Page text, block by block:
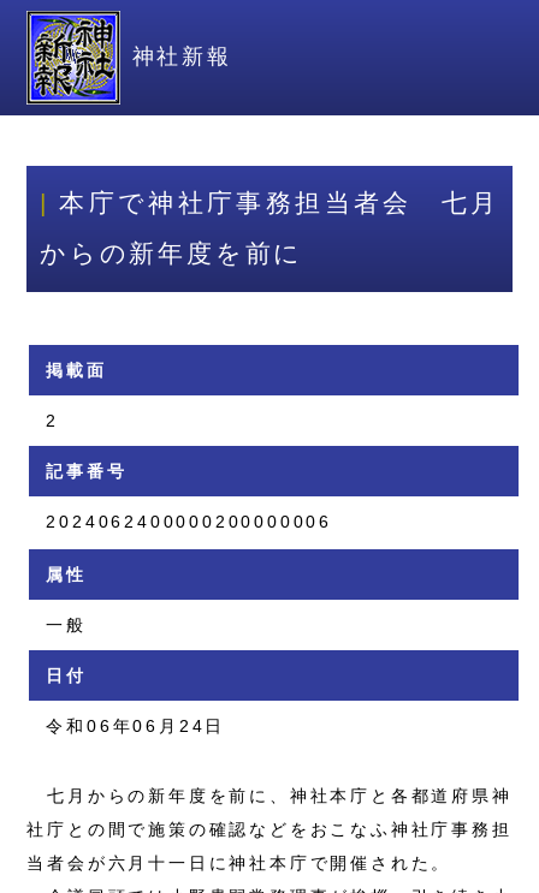
神社新報
本庁で神社庁事務担当者会 七月
からの新年度を前に
掲載面
2
記事番号
2024062400000200000006
属性
一般
日付
令和06年06月24日
七月からの新年度を前に、神社本庁と各都道府県神
社庁との間で施策の確認などをおこなふ神社庁事務担
当者会が六月十一日に神社本庁で開催された。